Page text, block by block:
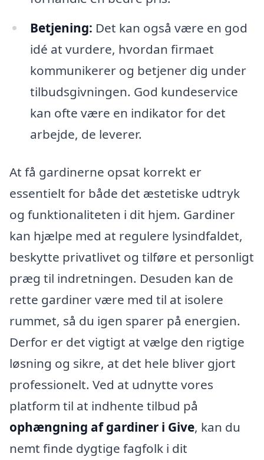
Betjening: Det kan også være en god
idé at vurdere, hvordan firmaet
kommunikerer og betjener dig under
tilbudsgivningen. God kundeservice
kan ofte være en indikator for det
arbejde, de leverer.
At få gardinerne opsat korrekt er
essentielt for både det æstetiske udtryk
og funktionaliteten i dit hjem. Gardiner
kan hjælpe med at regulere lysindfaldet,
beskytte privatlivet og tilføre et personligt
præg til indretningen. Desuden kan de
rette gardiner være med til at isolere
rummet, så du igen sparer på energien.
Derfor er det vigtigt at vælge den rigtige
løsning og sikre, at det hele bliver gjort
professionelt. Ved at udnytte vores
platform til at indhente tilbud på
ophængning af gardiner i Give, kan du
nemt finde dygtige fagfolk i dit